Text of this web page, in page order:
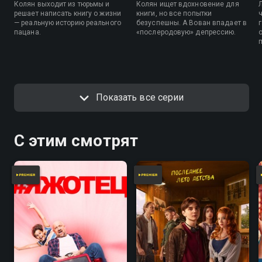
Колян выходит из тюрьмы и
решает написать книгу о жизни
— реальную историю реального
пацана.
Колян ищет вдохновение для
книги, но все попытки
безуспешны. А Вован впадает в
«послеродовую» депрессию.
Показать все серии
С этим смотрят